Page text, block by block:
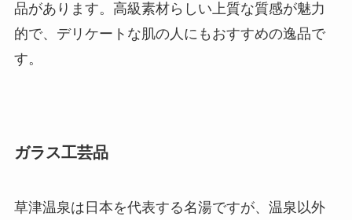
品があります。高級素材らしい上質な質感が魅力
的で、デリケートな肌の人にもおすすめの逸品で
す。
ガラス工芸品
草津温泉は日本を代表する名湯ですが、温泉以外